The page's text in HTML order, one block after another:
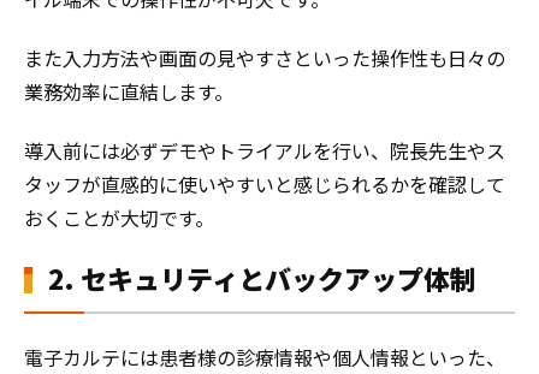
また入力方法や画面の見やすさといった操作性も日々の
業務効率に直結します。
導入前には必ずデモやトライアルを行い、院長先生やス
タッフが直感的に使いやすいと感じられるかを確認して
おくことが大切です。
2. セキュリティとバックアップ体制
電子カルテには患者様の診療情報や個人情報といった、